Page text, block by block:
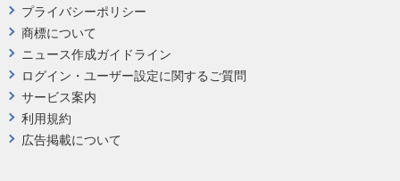
プライバシーポリシー
商標について
ニュース作成ガイドライン
ログイン・ユーザー設定に関するご質問
サービス案内
利用規約
広告掲載について